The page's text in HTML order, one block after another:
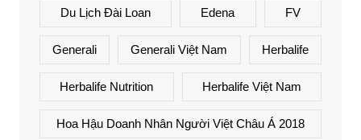
Du Lịch Đài Loan Edena FV
Generali Generali Việt Nam Herbalife
Herbalife Nutrition Herbalife Việt Nam
Hoa Hậu Doanh Nhân Người Việt Châu Á 2018